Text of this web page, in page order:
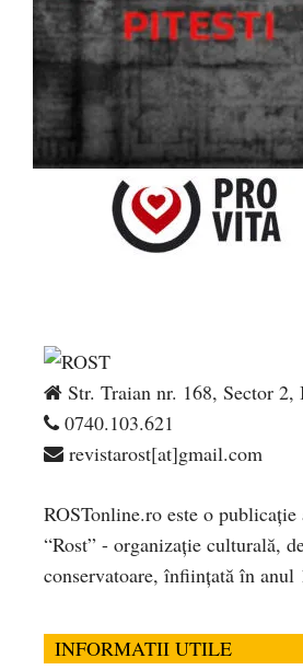
Str. Traian nr. 168, Sector 2,
0740.103.621
revistarost[at]gmail.com
ROSTonline.ro este o
“Rost” - organizaţie culturală,
conservatoare, înfiinţată în anul
INFORMATII UTILE